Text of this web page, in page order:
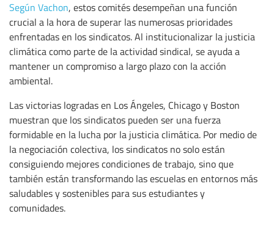
Según Vachon, estos comités desempeñan una función
crucial a la hora de superar las numerosas prioridades
enfrentadas en los sindicatos. Al institucionalizar la justicia
climática como parte de la actividad sindical, se ayuda a
mantener un compromiso a largo plazo con la acción
ambiental.
Las victorias logradas en Los Ángeles, Chicago y Boston
muestran que los sindicatos pueden ser una fuerza
formidable en la lucha por la justicia climática. Por medio de
la negociación colectiva, los sindicatos no solo están
consiguiendo mejores condiciones de trabajo, sino que
también están transformando las escuelas en entornos más
saludables y sostenibles para sus estudiantes y
comunidades.